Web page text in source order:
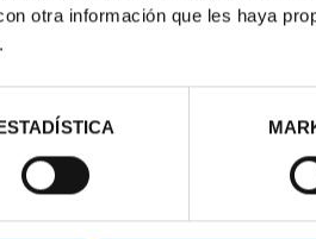
otra información que les haya